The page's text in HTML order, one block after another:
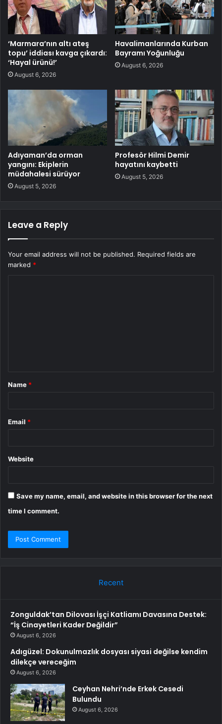
‘Marmara’nın altı ateş
topu’ iddiası kavga çıkardı:
‘Hayal ürünü!’
August 6, 2026
Havalimanlarında Kurban
Bayramı Yoğunluğu
August 6, 2026
Adıyaman’da orman
yangını: Ekiplerin
müdahalesi sürüyor
August 5, 2026
Profesör Hilmi Demir
hayatını kaybetti
August 5, 2026
Leave a Reply
Your email address will not be published. Required fields are
marked *
*
Name *
Email *
Website
Save my name, email, and website in this browser for the next
time I comment.
Recent
Zonguldak’tan Dilovası İşçi Katliamı Davasına Destek:
“İş Cinayetleri Kader Değildir”
August 6, 2026
Adıgüzel: Dokunulmazlık dosyası siyasi değilse kendim
dilekçe vereceğim
August 6, 2026
Ceyhan Nehri’nde Erkek Cesedi
Bulundu
August 6, 2026